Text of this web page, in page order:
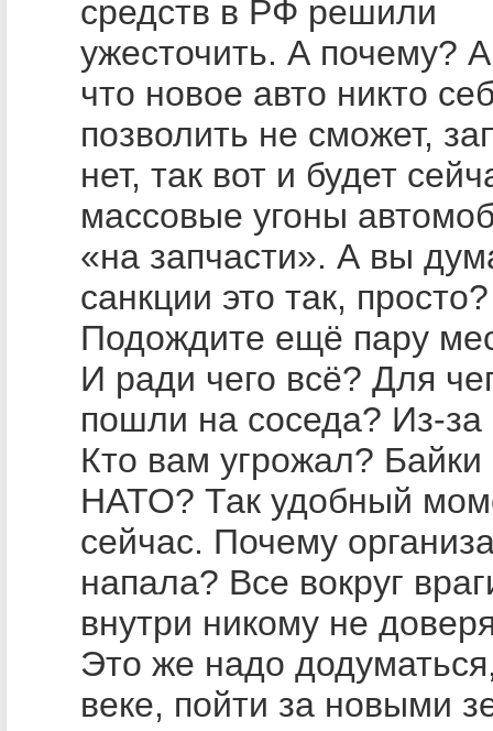
средств в РФ решили
ужесточить. А почему?
что новое авто никто
позволить не сможет,
нет, так вот и будет
массовые угоны
«на запчасти». А вы
санкции это так, просто?
Подождите ещё пару
И ради чего всё? Для
пошли на соседа? Из-за
Кто вам угрожал? Байки
НАТО? Так удобный
сейчас. Почему
напала? Все вокруг
внутри никому не
Это же надо
веке, пойти за новыми